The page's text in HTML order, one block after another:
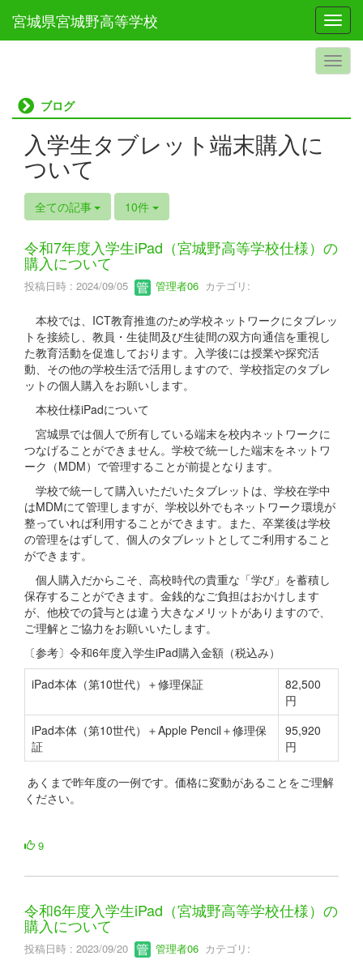
宮城県宮城野高等学校
ブログ
入学生タブレット端末購入に
ついて
全ての記事 10件
令和7年度入学生iPad（宮城野高等学校仕様）の
購入について
投稿日時 : 2024/09/05 管理者06 カテゴリ:
本校では、ICT教育推進のため学校ネットワークにタブレッ
トを接続し、教員・生徒間及び生徒間の双方向通信を重視し
た教育活動を促進しております。入学後には授業や探究活
動、その他の学校生活で活用しますので、学校指定のタブレ
ットの個人購入をお願いします。
本校仕様iPadについて
宮城県では個人で所有している端末を校内ネットワークに
つなげることができません。学校で統一した端末をネットワ
ーク（MDM）で管理することが前提となります。
学校で統一して購入いただいたタブレットは、学校在学中
はMDMにて管理しますが、学校以外でもネットワーク環境が
整っていれば利用することができます。また、卒業後は学校
の管理をはずして、個人のタブレットとしてご利用すること
ができます。
個人購入だからこそ、高校時代の貴重な「学び」を蓄積し
保存することができます。金銭的なご負担はおかけします
が、他校での貸与とは違う大きなメリットがありますので、
ご理解とご協力をお願いいたします。
〔参考〕令和6年度入学生iPad購入金額（税込み）
iPad本体（第10世代）＋修理保証
82,500
円
iPad本体（第10世代）＋Apple Pencil＋修理保
証
95,920
円
あくまで昨年度の一例です。価格に変動があることをご理解
ください。
9
令和6年度入学生iPad（宮城野高等学校仕様）の
購入について
投稿日時 : 2023/09/20 管理者06 カテゴリ: